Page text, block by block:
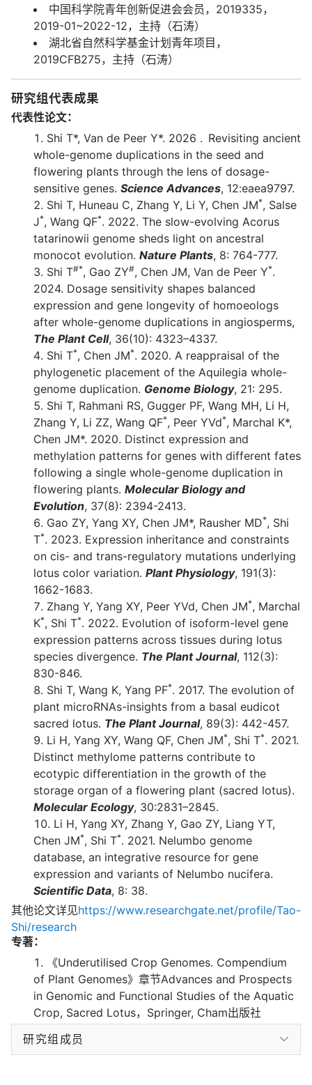
中国科学院青年创新促进会会员，2019335，
2019-01~2022-12，主持（石涛）
湖北省自然科学基金计划青年项目，
2019CFB275，主持（石涛）
研究组代表成果
代表性论文：
Shi T*, Van de Peer Y*. 2026 . Revisiting ancient
whole-genome duplications in the seed and
flowering plants through the lens of dosage-
sensitive genes. Science Advances, 12:eaea9797.
Shi T, Huneau C, Zhang Y, Li Y, Chen JM*, Salse
J*, Wang QF*. 2022. The slow-evolving Acorus
tatarinowii genome sheds light on ancestral
monocot evolution. Nature Plants, 8: 764-777.
Shi T#*, Gao ZY#, Chen JM, Van de Peer Y*.
2024. Dosage sensitivity shapes balanced
expression and gene longevity of homoeologs
after whole-genome duplications in angiosperms,
The Plant Cell, 36(10): 4323–4337.
Shi T*, Chen JM*. 2020. A reappraisal of the
phylogenetic placement of the Aquilegia whole-
genome duplication. Genome Biology, 21: 295.
Shi T, Rahmani RS, Gugger PF, Wang MH, Li H,
Zhang Y, Li ZZ, Wang QF*, Peer YVd*, Marchal K*,
Chen JM*. 2020. Distinct expression and
methylation patterns for genes with different fates
following a single whole-genome duplication in
flowering plants. Molecular Biology and
Evolution, 37(8): 2394-2413.
Gao ZY, Yang XY, Chen JM*, Rausher MD*, Shi
T*. 2023. Expression inheritance and constraints
on cis- and trans-regulatory mutations underlying
lotus color variation. Plant Physiology, 191(3):
1662-1683.
Zhang Y, Yang XY, Peer YVd, Chen JM*, Marchal
K*, Shi T*. 2022. Evolution of isoform-level gene
expression patterns across tissues during lotus
species divergence. The Plant Journal, 112(3):
830-846.
Shi T, Wang K, Yang PF*. 2017. The evolution of
plant microRNAs-insights from a basal eudicot
sacred lotus. The Plant Journal, 89(3): 442-457.
Li H, Yang XY, Wang QF, Chen JM*, Shi T*. 2021.
Distinct methylome patterns contribute to
ecotypic differentiation in the growth of the
storage organ of a flowering plant (sacred lotus).
Molecular Ecology, 30:2831–2845.
Li H, Yang XY, Zhang Y, Gao ZY, Liang YT,
Chen JM*, Shi T*. 2021. Nelumbo genome
database, an integrative resource for gene
expression and variants of Nelumbo nucifera.
Scientific Data, 8: 38.
其他论文详见https://www.researchgate.net/profile/Tao-
Shi/research
专著：
《Underutilised Crop Genomes. Compendium
of Plant Genomes》章节Advances and Prospects
in Genomic and Functional Studies of the Aquatic
Crop, Sacred Lotus，Springer, Cham出版社
研究组成员